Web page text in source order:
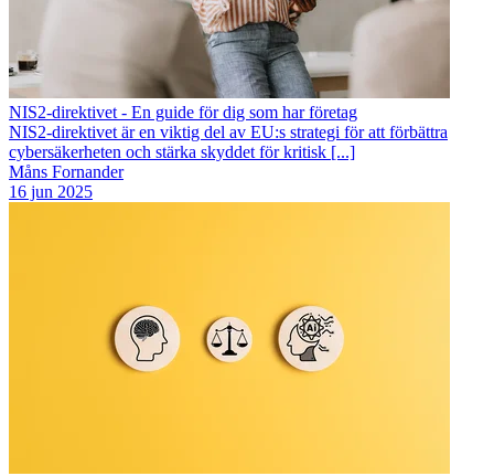
NIS2-direktivet - En guide för dig som har företag
NIS2-direktivet är en viktig del av EU:s strategi för att förbättra
cybersäkerheten och stärka skyddet för kritisk [...]
Måns Fornander
16 jun 2025